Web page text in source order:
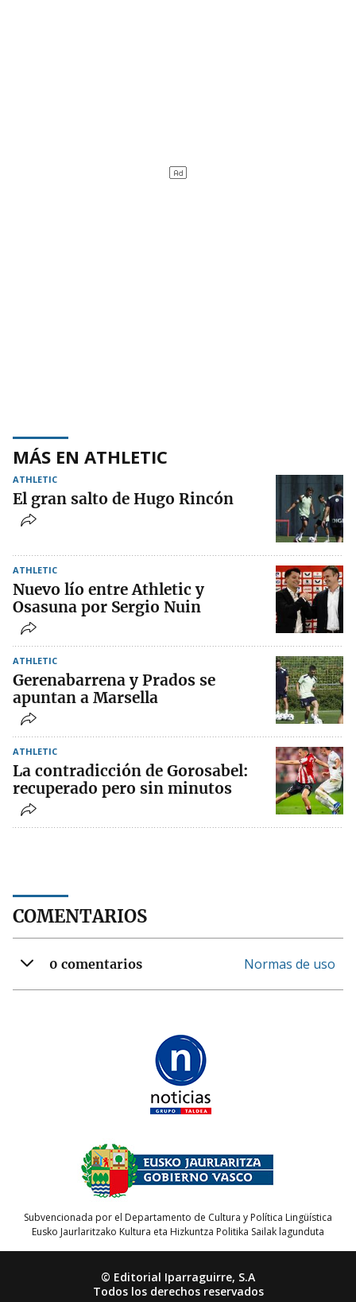
MÁS EN ATHLETIC
ATHLETIC
El gran salto de Hugo Rincón
ATHLETIC
Nuevo lío entre Athletic y
Osasuna por Sergio Nuin
ATHLETIC
Gerenabarrena y Prados se
apuntan a Marsella
ATHLETIC
La contradicción de Gorosabel:
recuperado pero sin minutos
COMENTARIOS
0 comentarios Normas de uso
Subvencionada por el Departamento de Cultura y Política Lingüística
Eusko Jaurlaritzako Kultura eta Hizkuntza Politika Sailak lagunduta
© Editorial Iparraguirre, S.A
Todos los derechos reservados